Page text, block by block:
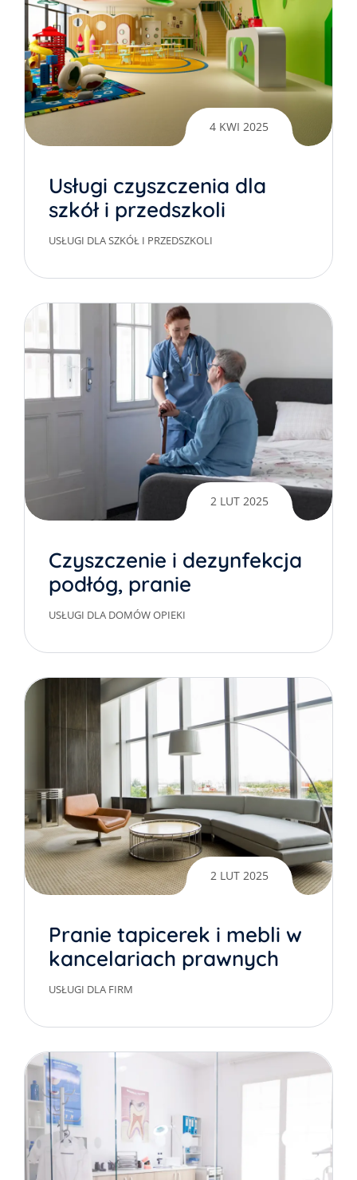
4 KWI 2025
Usługi czyszczenia dla
szkół i przedszkoli
USŁUGI DLA SZKÓŁ I PRZEDSZKOLI
2 LUT 2025
Czyszczenie i dezynfekcja
podłóg, pranie
materaców w domach
USŁUGI DLA DOMÓW OPIEKI
2 LUT 2025
Pranie tapicerek i mebli w
kancelariach prawnych
USŁUGI DLA FIRM